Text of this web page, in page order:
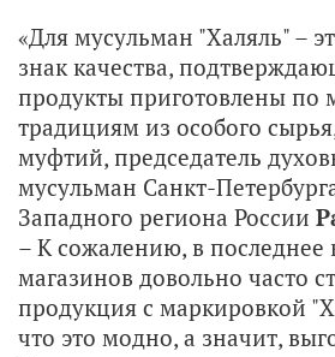
«Для мусульман "Халяль" –
знак качества,
продукты приготовлены по
традициям из особого
муфтий, председатель
мусульман Санкт-
Западного региона России
– К сожалению, в последнее
магазинов довольно часто
продукция с маркировкой
что это модно, а значит,